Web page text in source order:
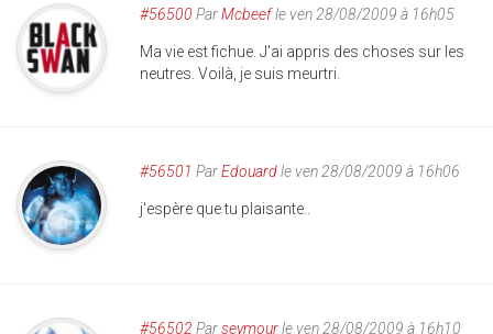
#56500 ParMcbeefle ven 28/08/2009 à 16h05
Ma vie est fichue. J'ai appris des choses sur les
neutres. Voilà, je suis meurtri.
#56501 ParEdouardle ven 28/08/2009 à 16h06
j'espère que tu plaisante..
#56502 Parseymourle ven 28/08/2009 à 16h10